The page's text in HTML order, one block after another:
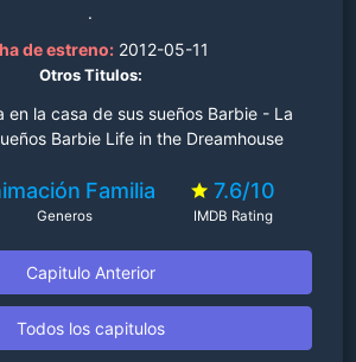
.
de estreno: 2012-05-11
Otros Titulos:
en la casa de sus sueños Barbie - La
Barbie Life in the Dreamhouse
Familia
Generos
7.6/10
IMDB Rating
Capitulo Anterior
Todos los capitulos